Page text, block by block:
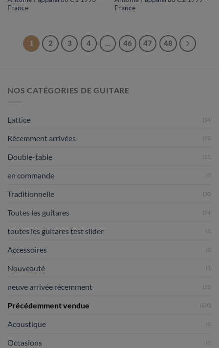
France
France
1 2 3 4 … 46 47 48
NOS CATÉGORIES DE GUITARE
Lattice (14)
Récemment arrivées (35)
Double-table (11)
en commande (7)
Traditionnelle (30)
Toutes les guitares (34)
toutes les guitares test slider (1)
Accessoires (1)
Nouveauté (3)
neuve arrivée récemment (15)
Précédemment vendue (570)
Acoustique (1)
Occasions (7)